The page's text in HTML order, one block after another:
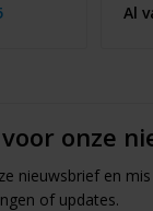
Al
onze
nieuwsbrief en
of updates.